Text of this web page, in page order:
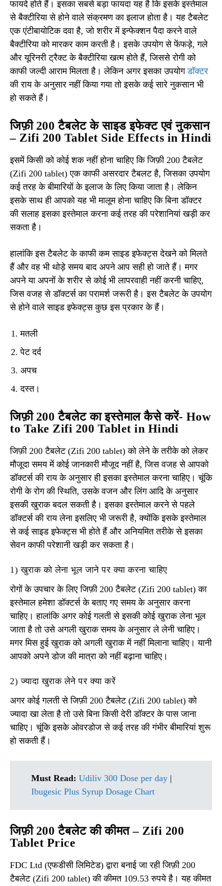
फायदे होते हैं। इसका सबसे बड़ा फायदा यह है कि इसके इस्तेमाल
से बैक्टीरिया से होने वाले संक्रमण का इलाज होता है। यह टैबलेट
एक एंटीबायोटिक दवा है, जो शरीर में इन्फेक्शन पैदा करने वाले
बैक्टीरिया को मारकर काम करती है। इसके उपयोग से फेंफड़े, गले
और यूरिनरी ट्रैक्‍ट के बैक्टीरिया खत्म होते हैं, जिससे रोगी को
काफी जल्दी आराम मिलता है। लेकिन अगर इसका उपयोगडॉक्टर
की राय के अनुसार नहीं किया गया तो इसके कई सारे नुकसान भी
हो सकते हैं।
जिफ़ी 200 टैबलेट के साइड इफेक्ट एवं नुकसान
– Zifi 200 Tablet Side Effects in Hindi
इसमें किसी को कोई शक नहीं होना चाहिए कि जिफ़ी 200 टैबलेट
(Zifi 200 tablet) एक काफी असरदार टैबलट है, जिसका उपयोग
कई तरह के बीमारियों के इलाज के लिए किया जाता है। लेकिन
इसके साथ ही आपको यह भी मालूम होना चाहिए कि बिना डॉक्टर
की सलाह इसका इस्तेमाल करना कई तरह की परेशानियां खड़ी कर
सकता है।
हालांकि इस टैबलेट के काफी कम साइड इफेक्ट्स देखने को मिलते
हैं और वह भी थोड़े समय बाद अपने आप सही हो जाते हैं। मगर
अपने या अपनों के शरीर से कोई भी लापरवाही नहीं करनी चाहिए,
जिस वजह से डॉक्टर्स का परामर्श जरूरी है। इस टैबलेट के उपयोग
से होने वाले साइड इफेक्ट्स कुछ इस प्रकार के हैं।
मतली
पेट दर्द
अपच
दस्त।
जिफ़ी 200 टैबलेट का इस्तेमाल कैसे करें- How
to Take Zifi 200 Tablet in Hindi
जिफ़ी 200 टैबलेट (Zifi 200 tablet) को लेने के तरीके को लेकर
मौजूदा समय में कोई जानकारी मौजूद नहीं है, जिस वजह से आपको
डॉक्टर्स की राय के अनुसार ही इसका इस्तेमाल करना चाहिए। चूंकि
रोगी के रोग की स्थिति, उसके वजन और लिंग आदि के अनुसार
इसकी खुराक बदल सकती है। इसका इस्तेमाल करने से पहले
डॉक्टर्स की राय लेना इसलिए भी जरूरी है, क्योंकि इसके इस्तेमाल
से कई साइड इफेक्ट्स भी होते हैं और अनियमित तरीके से इसका
सेवन काफी परेशानी खड़ी कर सकता है।
1) खुराक को लेना भूल जाने पर क्या करना चाहिए
रोगों के उपचार के लिए जिफ़ी 200 टैबलेट (Zifi 200 tablet) का
इस्तेमाल हमेशा डॉक्टर्स के बताए गए समय के अनुसार करना
चाहिए। हालांकि अगर कोई गलती से इसकी कोई खुराक लेना भूल
जाता है तो उसे अगली खुराक समय के अनुसार ले लेनी चाहिए।
मगर मिस हुई खुराक को अगली खुराक में नहीं मिलाना चाहिए। यानी
आपको अपने डोज की मात्रा को नहीं बढ़ाना चाहिए।
2) ज्यादा खुराक लेने पर क्या करें
अगर कोई गलती से जिफ़ी 200 टैबलेट (Zifi 200 tablet) को
ज्यादा खा लेता है तो उसे बिना किसी देरी डॉक्टर के पास जाना
चाहिए। चूंकि इसके ओवरडोज से कई तरह की गंभीर बीमारियां शुरू
हो सकती हैं।
Must Read: Udiliv 300 Dose per day|
Ibugesic Plus Syrup Dosage Chart
जिफ़ी 200 टैबलेट की कीमत – Zifi 200
Tablet Price
FDC Ltd (एफडीसी लिमिटेड) द्वारा बनाई जा रही जिफ़ी 200
टैबलेट (Zifi 200 tablet) की कीमत 109.53 रुपये है। यह कीमत